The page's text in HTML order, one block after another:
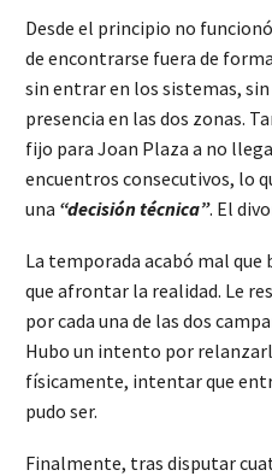
Desde el principio no
de encontrarse fuera de
sin entrar en los sistemas,
presencia en las dos zonas.
fijo para Joan Plaza a no
encuentros consecutivos, lo
una “decisión técnica”. El
La temporada acabó mal que
que afrontar la realidad. Le
por cada una de las dos
Hubo un intento por
físicamente, intentar que
pudo ser.
Finalmente, tras disputar